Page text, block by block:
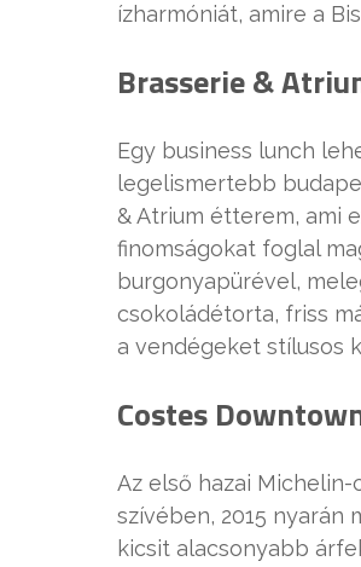
ízharmóniát, amire a
Brasserie &
Egy business lunch
legelismertebb
& Atrium étterem, ami
finomságokat foglal
burgonyapürével,
csokoládétorta, friss
a vendégeket stílusos
Costes
Az első hazai
szívében, 2015 nyarán
kicsit alacsonyabb